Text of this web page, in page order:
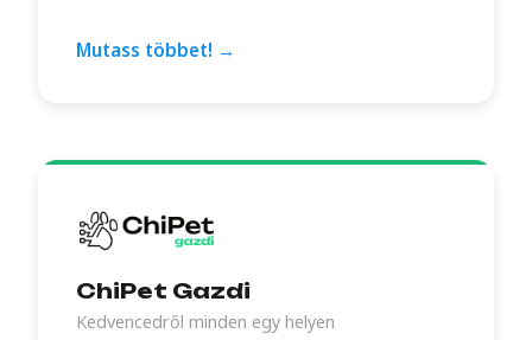
Mutass többet! →
ChiPet Gazdi
Kedvencedről minden egy helyen